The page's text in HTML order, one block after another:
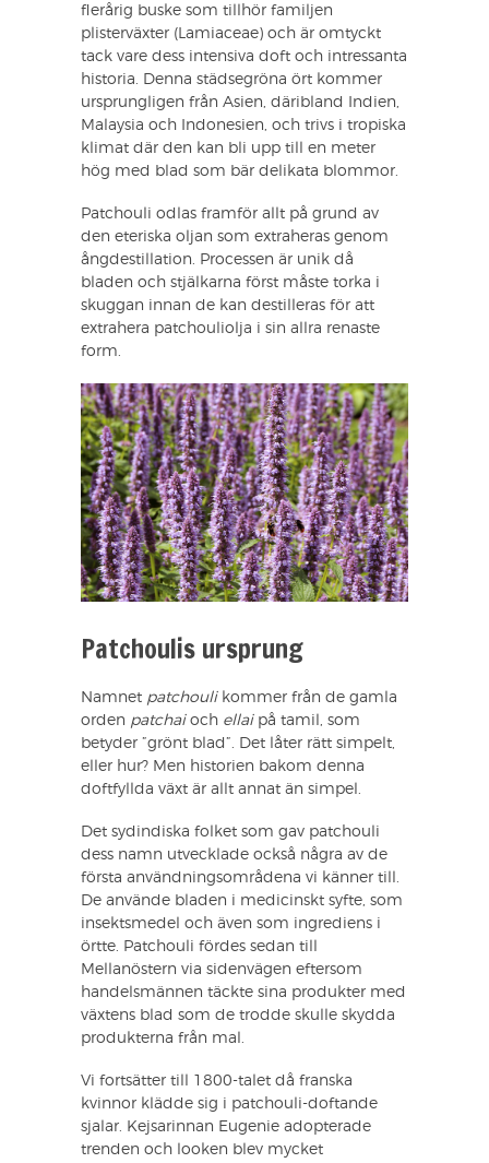
flerårig buske som tillhör familjen
plisterväxter (Lamiaceae) och är omtyckt
tack vare dess intensiva doft och intressanta
historia. Denna städsegröna ört kommer
ursprungligen från Asien, däribland Indien,
Malaysia och Indonesien, och trivs i tropiska
klimat där den kan bli upp till en meter
hög med blad som bär delikata blommor.
Patchouli odlas framför allt på grund av
den eteriska oljan som extraheras genom
ångdestillation. Processen är unik då
bladen och stjälkarna först måste torka i
skuggan innan de kan destilleras för att
extrahera patchouliolja i sin allra renaste
form.
Patchoulis ursprung
Namnet patchouli kommer från de gamla
orden patchai och ellai på tamil, som
betyder ”grönt blad”. Det låter rätt simpelt,
eller hur? Men historien bakom denna
doftfyllda växt är allt annat än simpel.
Det sydindiska folket som gav patchouli
dess namn utvecklade också några av de
första användningsområdena vi känner till.
De använde bladen i medicinskt syfte, som
insektsmedel och även som ingrediens i
örtte. Patchouli fördes sedan till
Mellanöstern via sidenvägen eftersom
handelsmännen täckte sina produkter med
växtens blad som de trodde skulle skydda
produkterna från mal.
Vi fortsätter till 1800-talet då franska
kvinnor klädde sig i patchouli-doftande
sjalar. Kejsarinnan Eugenie adopterade
trenden och looken blev mycket